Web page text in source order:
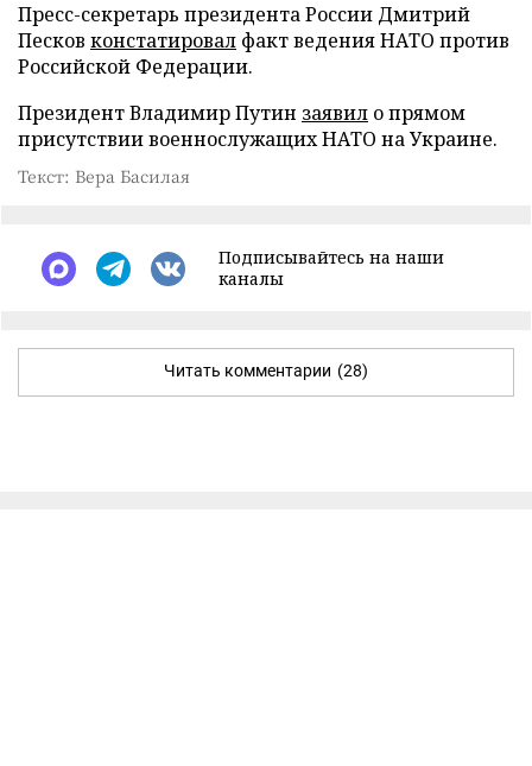
Пресс-секретарь президента России Дмитрий
Песков констатировал факт ведения НАТО против
Российской Федерации.
Президент Владимир Путин заявил о прямом
присутствии военнослужащих НАТО на Украине.
Текст: Вера Басилая
Подписывайтесь на наши
каналы
Читать комментарии (28)